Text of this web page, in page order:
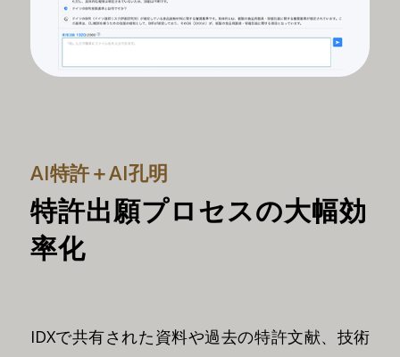
AI特許＋AI孔明
特許出願プロセスの大幅効
率化
IDXで共有された資料や過去の特許文献、技術